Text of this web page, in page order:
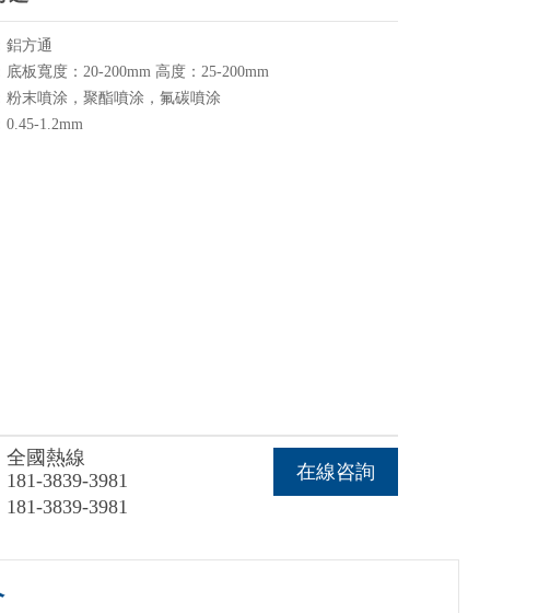
鋁方通
底板寬度：20-200mm 高度：25-200mm
粉末噴涂，聚酯噴涂，氟碳噴涂
0.45-1.2mm
在線咨詢
全國熱線
181-3839-3981
181-3839-3981